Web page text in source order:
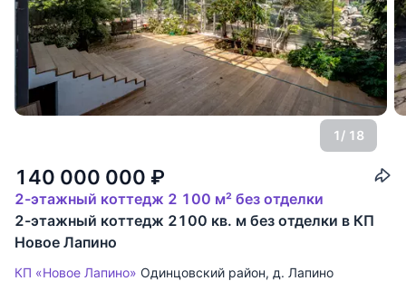
1/ 18
140 000 000 ₽
2-этажный коттедж 2 100 м² без отделки
2-этажный коттедж 2100 кв. м без отделки в КП
Новое Лапино
КП «Новое Лапино» Одинцовский район, д. Лапино